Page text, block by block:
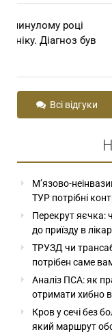
Шановний
Всі відгуки
М’язово-
ТУР потрібні
Перекрут яєчка:
до приїзду в
ТРУЗД чи
потрібен саме
Аналіз ПСА: як
отримати хибно
Кров у сечі без
який маршрут